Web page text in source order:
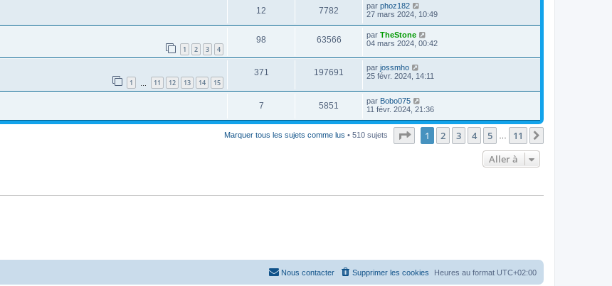
12 7782 par phoz182
27 mars 2024, 10:49
1 2 3 4
98 63566 par TheStone
04 mars 2024, 00:42
1 11 12 13 14 15
371 197691 par jossmho
25 févr. 2024, 14:11
7 5851 par Bobo075
11 févr. 2024, 21:36
Marquer tous les sujets comme lus • 510 sujets Page sur11
1 2 3 4 5 11
Aller à
Heures au format UTC+02:00
Supprimer les cookies
Nous contacter